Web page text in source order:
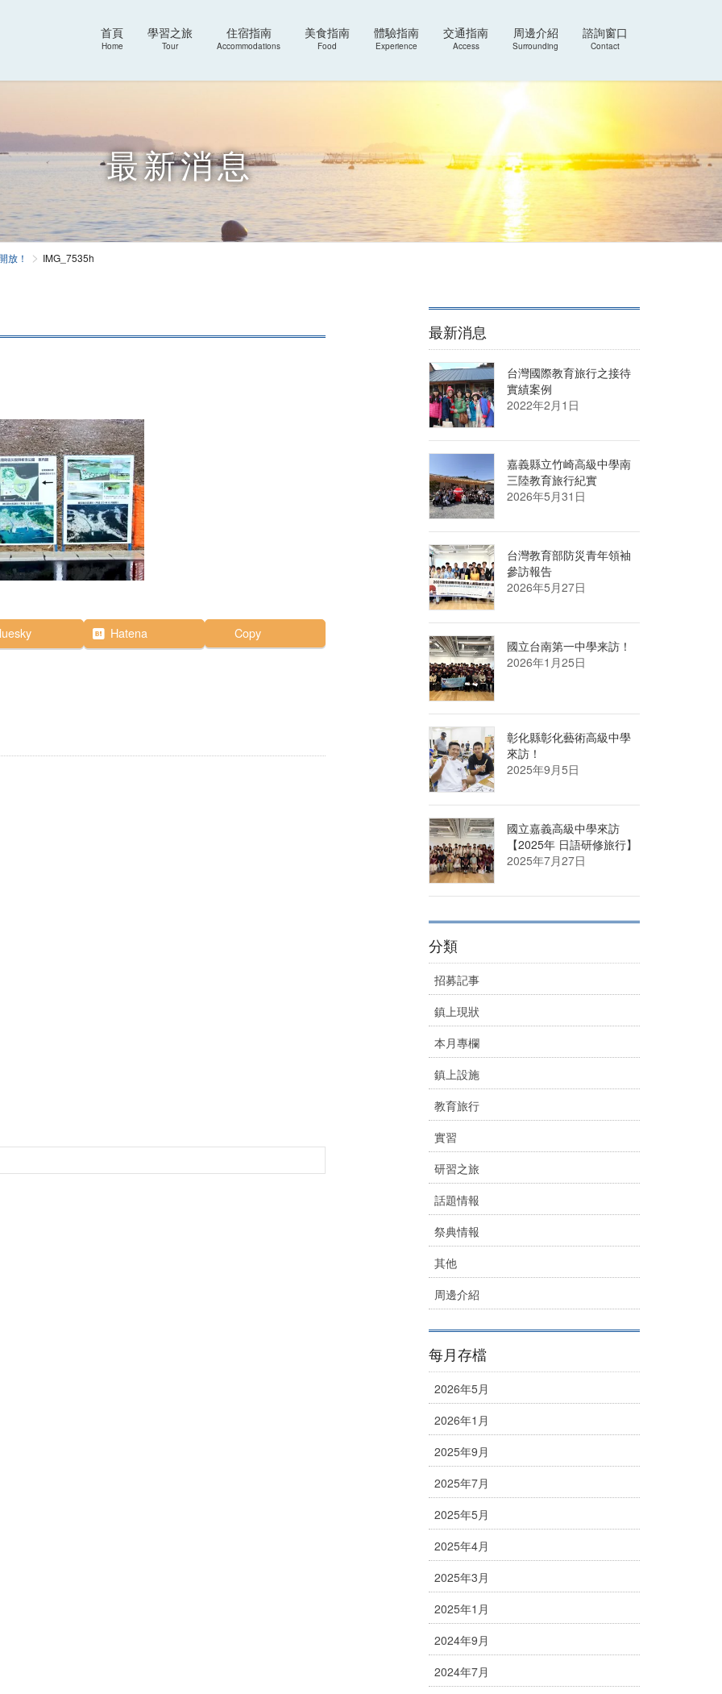
首頁
Home
學習之旅
Tour
住宿指南
Accommodations
美食指南
Food
體驗指南
Experience
交通指南
Access
周邊介紹
Surrounding
諮詢窗口
Contact
最新消息
放！ IMG_7535h
Hatena Copy
最新消息
台灣國際教育旅行之接待
實績案例
2022年2月1日
嘉義縣立竹崎高級中學南
三陸教育旅行紀實
2026年5月31日
台灣教育部防災青年領袖
參訪報告
2026年5月27日
國立台南第一中學来訪！
2026年1月25日
彰化縣彰化藝術高級中學
來訪！
2025年9月5日
國立嘉義高級中學來訪
【2025年 日語研修旅行】
2025年7月27日
分類
招募記事
鎮上現狀
本月專欄
鎮上設施
教育旅行
實習
研習之旅
話題情報
祭典情報
其他
周邊介紹
每月存檔
2026年5月
2026年1月
2025年9月
2025年7月
2025年5月
2025年4月
2025年3月
2025年1月
2024年9月
2024年7月